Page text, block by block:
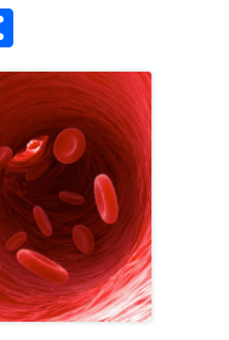
o
n
di
vi
di